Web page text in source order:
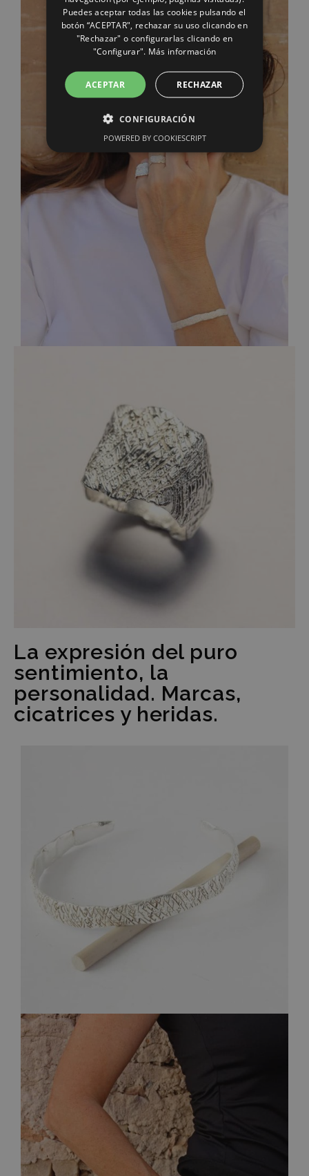
La expresión del puro
sentimiento, la
personalidad. Marcas,
cicatrices y heridas.
Puedes aceptar todas las cookies pulsando el
botón “ACEPTAR", rechazar su uso clicando en
"Rechazar" o configurarlas clicando en
"Configurar". Más información
ACEPTAR RECHAZAR
CONFIGURACIÓN
POWERED BY COOKIESCRIPT